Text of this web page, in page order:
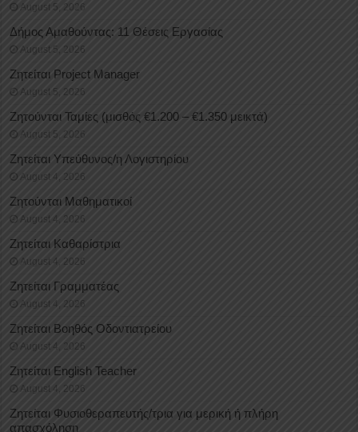
August 5, 2026
Δήμος Αμαθούντας: 11 Θέσεις Εργασίας
August 5, 2026
Ζητείται Project Manager
August 5, 2026
Ζητούνται Ταμίες (μισθός €1.200 – €1.350 μεικτά)
August 5, 2026
Ζητείται Υπεύθυνος/η Λογιστηρίου
August 4, 2026
Ζητούνται Μαθηματικοί
August 4, 2026
Ζητείται Καθαρίστρια
August 4, 2026
Ζητείται Γραμματέας
August 4, 2026
Ζητείται Βοηθός Οδοντιατρείου
August 4, 2026
Ζητείται English Teacher
August 4, 2026
Ζητείται Φυσιοθεραπευτής/τρια για μερική ή πλήρη
απασχόληση